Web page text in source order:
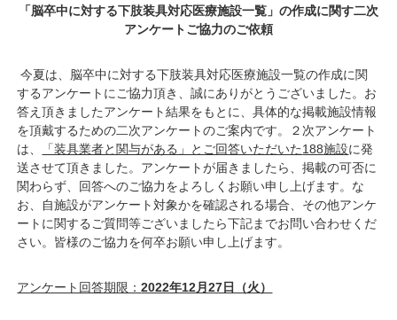
「脳卒中に対する下肢装具対応医療施設一覧」の作成に関す二次
アンケートご協力のご依頼
今夏は、脳卒中に対する下肢装具対応医療施設一覧の作成に関
するアンケートにご協力頂き、誠にありがとうございました。お
答え頂きましたアンケート結果をもとに、具体的な掲載施設情報
を頂戴するための二次アンケートのご案内です。２次アンケート
は、
「装具業者と関与がある」とご回答いただいた188施設に発
送させて頂きました。アンケートが届きましたら、掲載の可否に
関わらず、回答へのご協力をよろしくお願い申し上げます。な
お、自施設がアンケート対象かを確認される場合、その他アンケ
ートに関するご質問等ございましたら下記までお問い合わせくだ
さい。皆様のご協力を何卒お願い申し上げます。
アンケート回答期限：2022年12月27日（火）